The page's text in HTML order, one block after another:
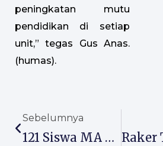
peningkatan mutu
pendidikan di setiap
unit,” tegas Gus Anas.
(humas).
Sebelumnya
121 Siswa MA Almaarif Singosari Lolos Perguruan Tinggi, Bukti Madrasah Mampu Cetak Generasi Kompetitif